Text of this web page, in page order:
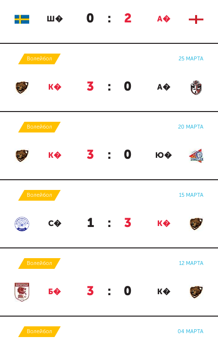
Ш� 0 : 2 А�
Волейбол 25 МАРТА
К� 3 : 0 А�
Волейбол 20 МАРТА
К� 3 : 0 Ю�
Волейбол 15 МАРТА
С� 1 : 3 К�
Волейбол 12 МАРТА
Б� 3 : 0 К�
Волейбол 04 МАРТА